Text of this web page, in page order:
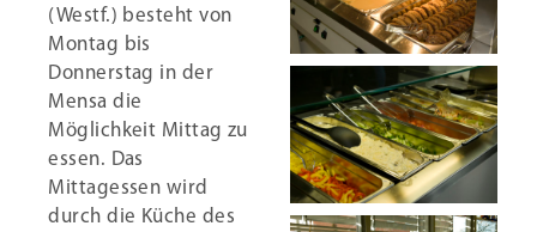
(Westf.) besteht von
Montag bis
Donnerstag in der
Mensa die
Möglichkeit Mittag zu
essen. Das
Mittagessen wird
durch die Küche des